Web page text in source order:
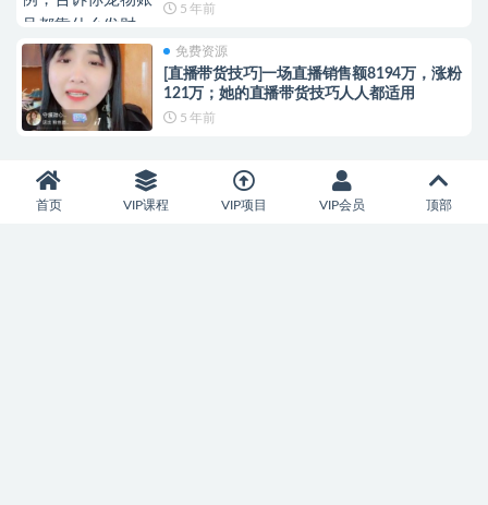
5 年前
免费资源
[直播带货技巧]一场直播销售额8194万，涨粉
121万；她的直播带货技巧人人都适用
5 年前
首页 VIP课程 VIP项目 VIP会员 顶部